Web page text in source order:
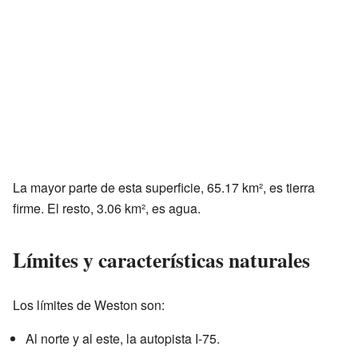
La mayor parte de esta superficie, 65.17 km², es tierra
firme. El resto, 3.06 km², es agua.
Límites y características naturales
Los límites de Weston son:
Al norte y al este, la autopista I-75.